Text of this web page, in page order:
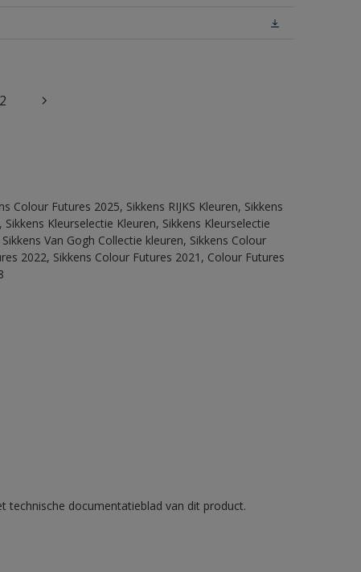
2
Colour Futures 2025, Sikkens RIJKS Kleuren, Sikkens
Kleurselectie Kleuren, Sikkens Kleurselectie
Van Gogh Collectie kleuren, Sikkens Colour
2022, Sikkens Colour Futures 2021, Colour Futures
technische documentatieblad van dit product.